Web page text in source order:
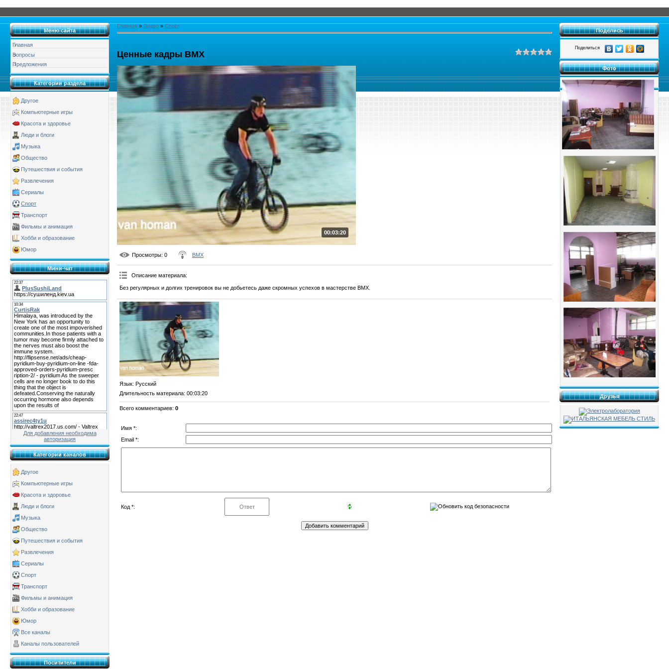
Меню сайта
Главная
Вопросы
Предложения
Категории раздела
Другое
Компьютерные игры
Красота и здоровье
Люди и блоги
Музыка
Общество
Путешествия и события
Развлечения
Сериалы
Спорт
Транспорт
Фильмы и анимация
Хобби и образование
Юмор
Мини-чат
Для добавления необходима
авторизация
Категории каналов
Другое
Компьютерные игры
Красота и здоровье
Люди и блоги
Музыка
Общество
Путешествия и события
Развлечения
Сериалы
Спорт
Транспорт
Фильмы и анимация
Хобби и образование
Юмор
Все каналы
Каналы пользователей
Поситители
Главная » Видео » Спорт
Ценные кадры BMX
00:03:20
Просмотры: 0 BMX
Описание материала:
Без регулярных и долгих тренировок вы не добьетесь даже скромных успехов в мастерстве BMX.
Язык: Русский
Длительность материала: 00:03:20
Всего комментариев: 0
Имя *:
Email *:
Код *:
Поделись
Поделиться
Фото
Друзья